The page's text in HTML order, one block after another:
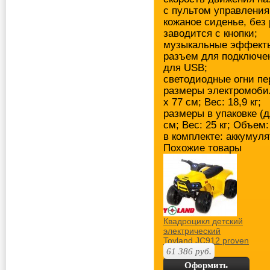
с пультом
кожаное сиденье,
заводится с кнопки;
музыкальные
разъем для
для USB;
светодиодные огни
размеры
х 77 см; Вес: 18,9 кг;
размеры в упаковке
см; Вес: 25 кг;
в комплекте:
Похожие товары
Квадроцикл детский
электрический
Toyland JC912 proven
quality
61 386 руб.
Оформить